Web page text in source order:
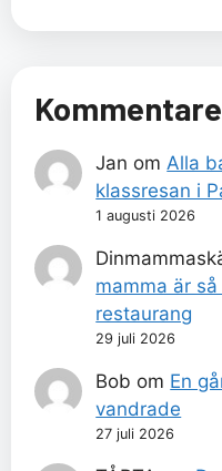
Jan om Alla
klassresan i
1 augusti 2026
mamma är
restaurang
29 juli 2026
Bob om En
vandrade
27 juli 2026